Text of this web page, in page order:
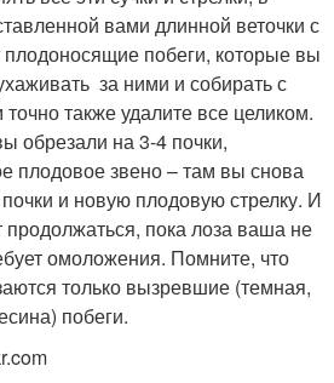
вами длинной веточки с
побеги, которые вы
за ними и собирать с
также удалите все целиком.
обрезали на 3-4 почки,
плодовое звено – там вы снова
и новую плодовую стрелку. И
продолжаться, пока лоза ваша не
омоложения. Помните, что
только вызревшие (темная,
побеги.